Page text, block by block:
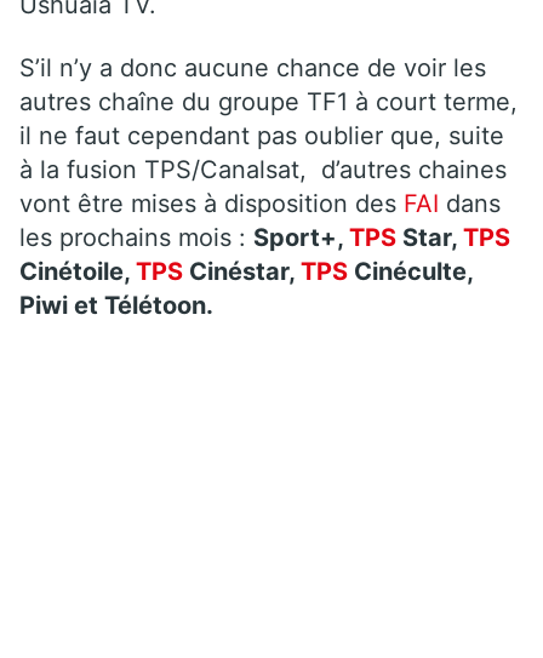
S’il n’y a donc aucune chance de voir les
autres chaîne du groupe TF1 à court terme,
il ne faut cependant pas oublier que, suite
à la fusion TPS/Canalsat,
d’autres chaines
vont être mises à disposition des FAI dans
les prochains mois : Sport+, TPS Star, TPS
Cinétoile, TPS Cinéstar, TPS Cinéculte,
Piwi et Télétoon.